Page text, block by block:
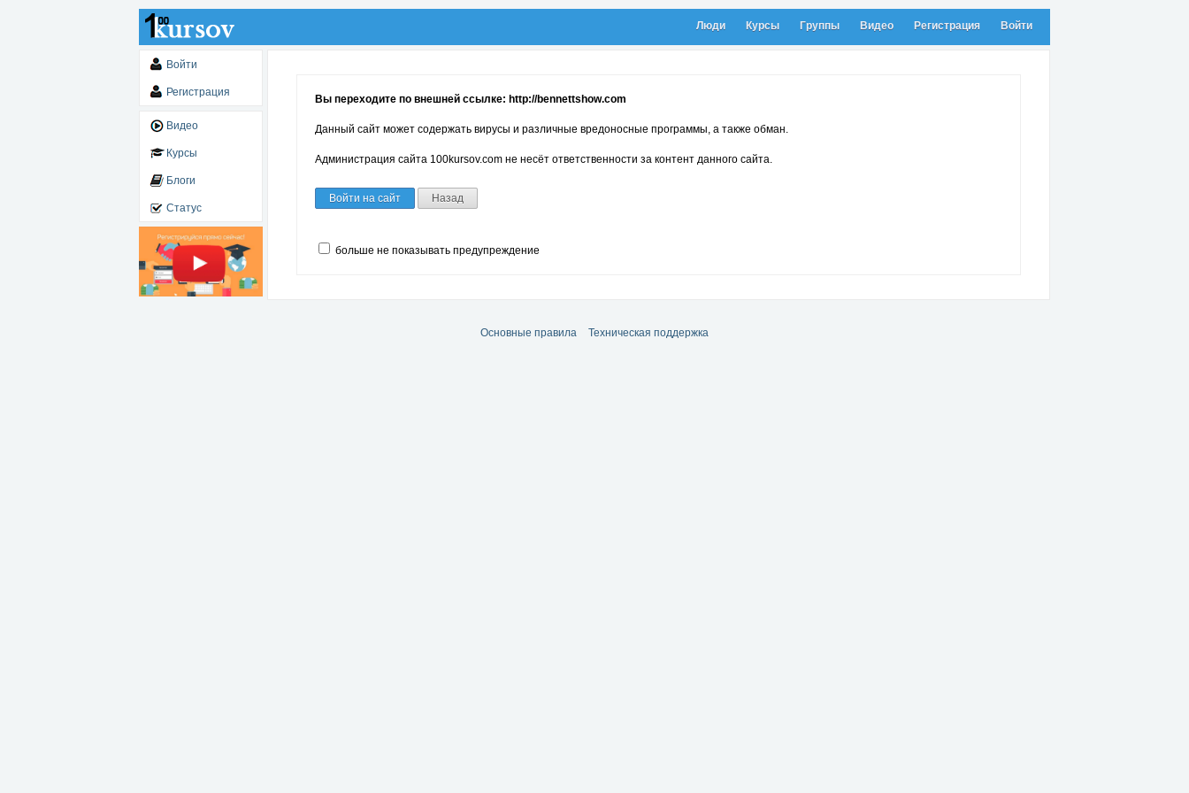
Люди Курсы Группы Видео Регистрация Войти
Войти
Регистрация
Видео
Курсы
Блоги
Статус
Вы переходите по внешней ссылке: http://bennettshow.com
Данный сайт может содержать вирусы и различные вредоносные программы, а также обман.
Администрация сайта 100kursov.com не несёт ответственности за контент данного сайта.
Войти на сайт Назад
больше не показывать предупреждение
Основные правила Техническая поддержка